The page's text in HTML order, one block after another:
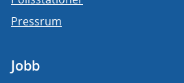
Pressrum
Jobb